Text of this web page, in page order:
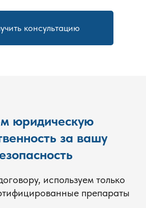
консультацию
юридическую
за вашу
используем только
препараты